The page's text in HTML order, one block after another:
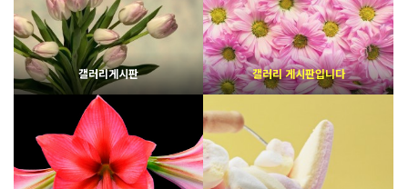
웹사이팅
웹사이팅
2122
02-06
갤러리게시판
1994
02-07
갤러리 게시판입니다